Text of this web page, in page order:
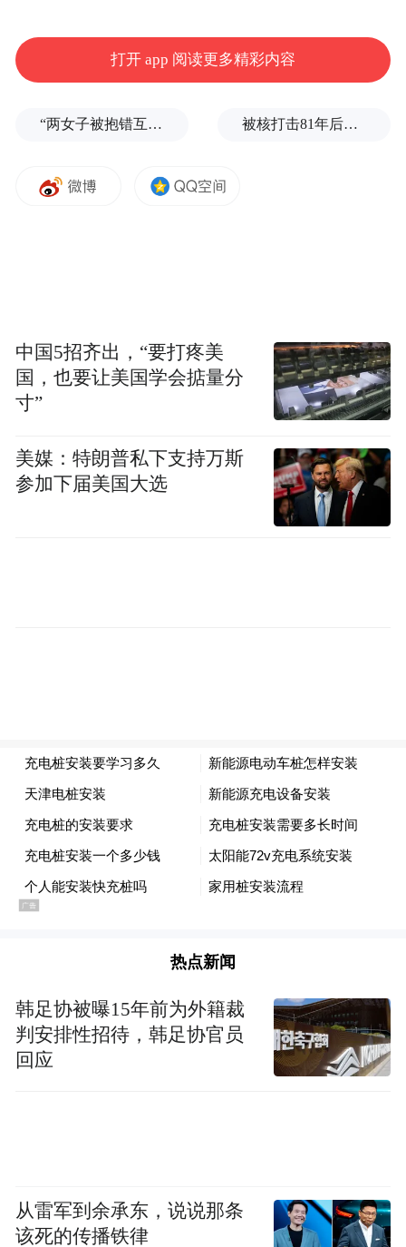
打开 app 阅读更多精彩内容
“两女子被抱错互换人生37年”一当事人沉默多日发声：我不是受益者 被核打击81年后，日本广岛废墟旁响起抗议声：拒绝拥核
中国5招齐出，“要打疼美
国，也要让美国学会掂量分
寸”
美媒：特朗普私下支持万斯
参加下届美国大选
热点新闻
韩足协被曝15年前为外籍裁
判安排性招待，韩足协官员
回应
从雷军到余承东，说说那条
该死的传播铁律